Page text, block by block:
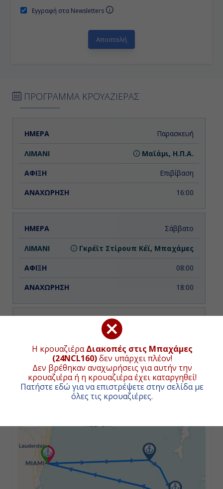
Η κρουαζιέραΔιακοπές στις Μπαχάμες
(24NCL160)δεν υπάρχει πλέον!
Δεν βρέθηκαν αναχωρήσεις για αυτήν την
κρουαζιέρα ή η κρουαζιέρα έχει καταργηθεί!
Πατήστε εδώ για να επιστρέψετε στην σελίδα με
όλες τις κρουαζιέρες.
Εγγραφή στα Newsletters
ΠΡΟΓΡΑΜΜΑ ΚΡΟΥΑΖΙΕΡΑΣ
ΗΜΕΡΑ ΑΝΑΧΩΡΗΣΗ
Παρασκευή
Μαϊάμι, Η.Π.Α.
Επιβίβαση
16:00
Σάββατο
Γκρέϊτ Στίρουπ Κέϊ, Μπαχάμες
08:00
18:00
18:00
Μαϊάμι, Η.Π.Α.
Αποβίβαση
ΧΑΡΤΗΣ ΚΡΟΥΑΖΙΕΡΑΣ
Συνολική απόσταση κρουαζιέρας:338ναυτικά μίλια
(626χλμ.)